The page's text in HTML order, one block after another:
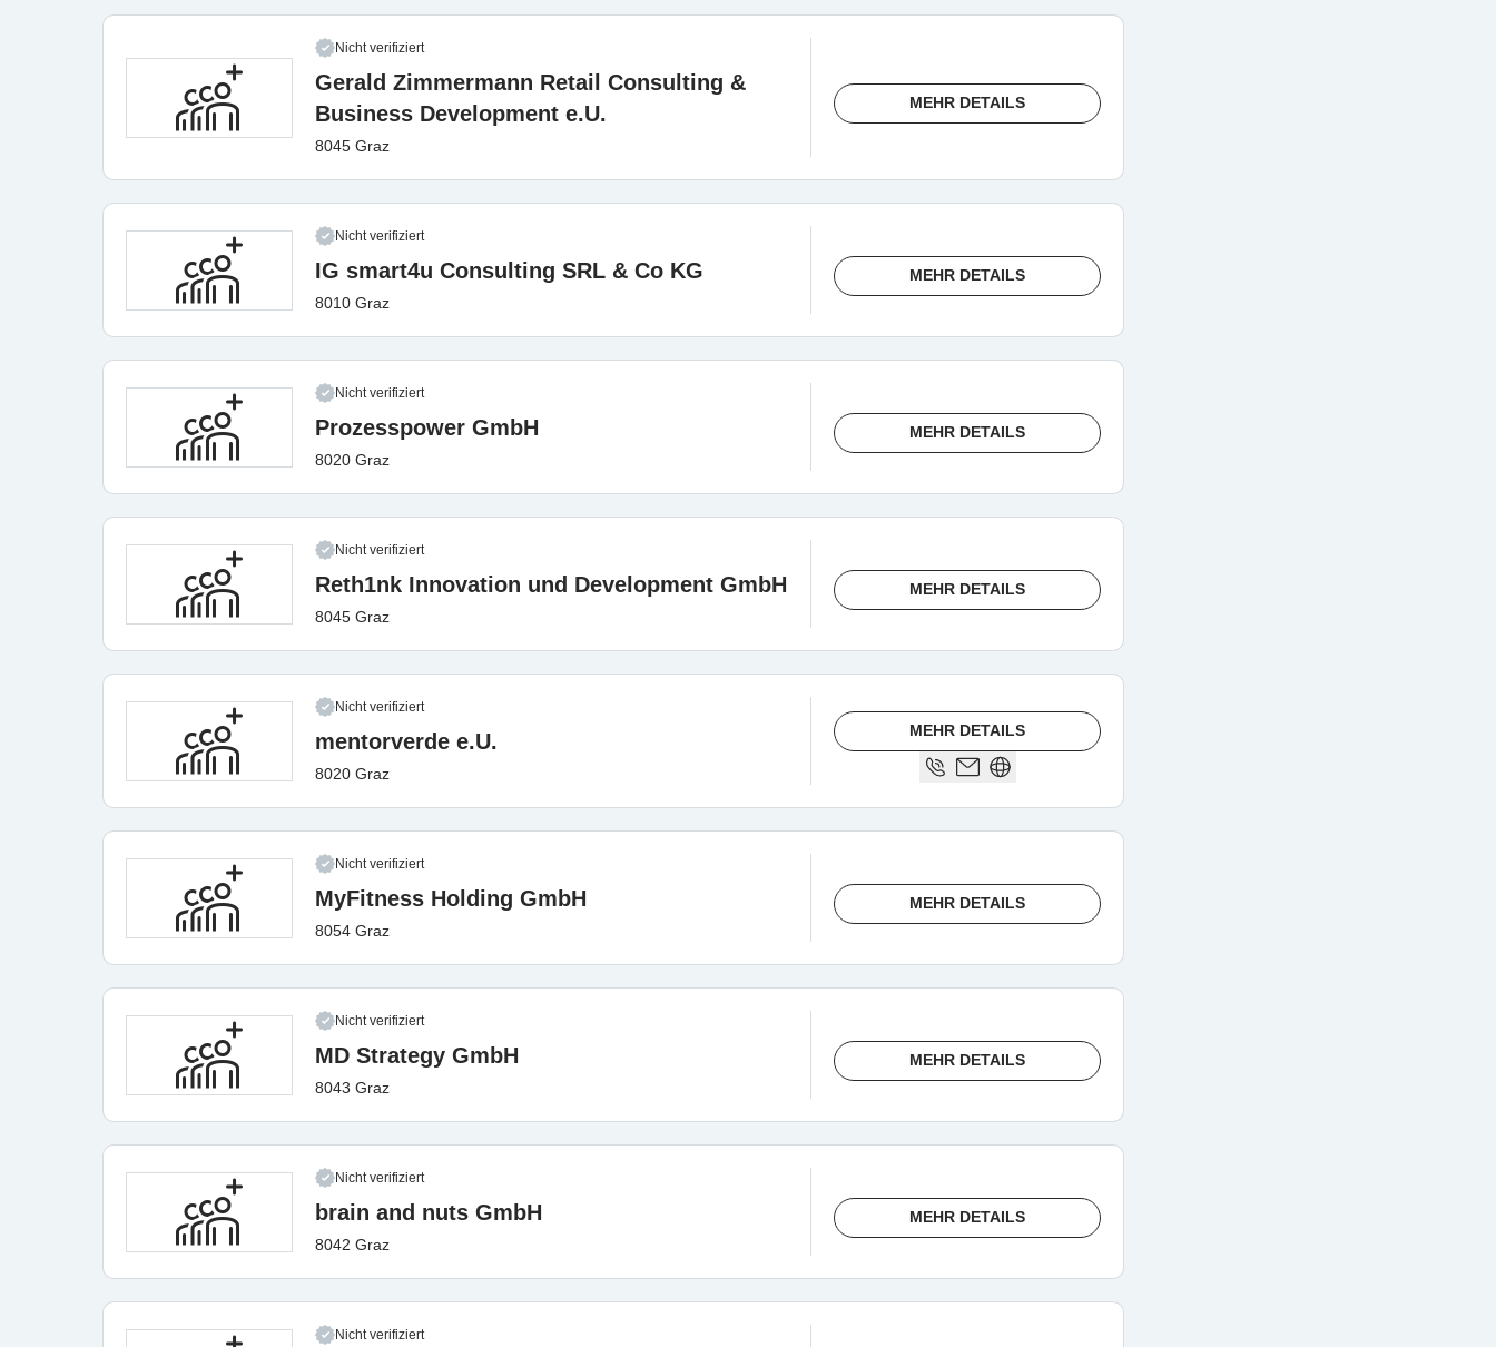
Nicht verifiziert
Gerald Zimmermann Retail Consulting &
Business Development e.U.
8045 Graz
MEHR DETAILS
Nicht verifiziert
IG smart4u Consulting SRL & Co KG
8010 Graz
MEHR DETAILS
Nicht verifiziert
Prozesspower GmbH
8020 Graz
MEHR DETAILS
Nicht verifiziert
Reth1nk Innovation und Development GmbH
8045 Graz
MEHR DETAILS
Nicht verifiziert
mentorverde e.U.
8020 Graz
MEHR DETAILS
Nicht verifiziert
MyFitness Holding GmbH
8054 Graz
MEHR DETAILS
Nicht verifiziert
MD Strategy GmbH
8043 Graz
MEHR DETAILS
Nicht verifiziert
brain and nuts GmbH
8042 Graz
MEHR DETAILS
Nicht verifiziert